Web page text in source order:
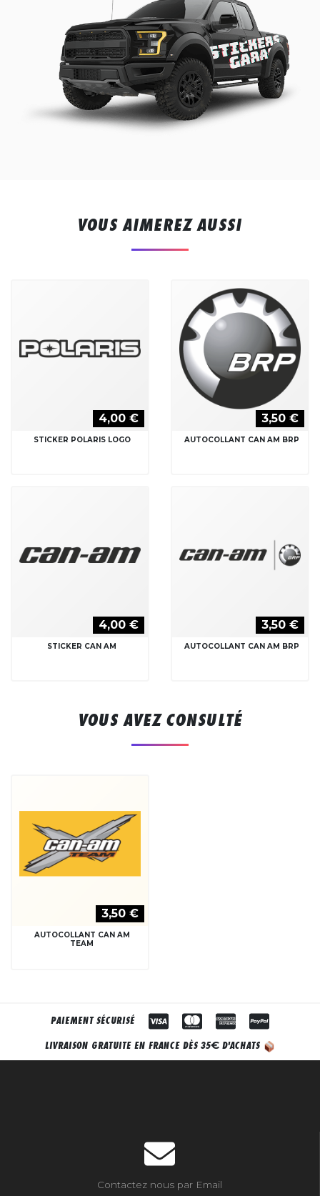
VOUS AIMEREZ AUSSI
4,00 €
STICKER POLARIS LOGO
3,50 €
AUTOCOLLANT CAN AM BRP
4,00 €
STICKER CAN AM
3,50 €
AUTOCOLLANT CAN AM BRP
VOUS AVEZ CONSULTÉ
3,50 €
AUTOCOLLANT CAN AM
TEAM
PAIEMENT SÉCURISÉ
LIVRAISON GRATUITE EN FRANCE DÈS 35€ D'ACHATS
Contactez nous par Email